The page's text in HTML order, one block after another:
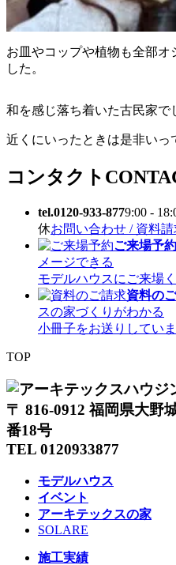
お皿やコップや植物も全部オ
した。
和を感じ落ち着いた古民家で
近くにいったときは是非いっ
コンタクト
tel.0120-933-8779:00 -
休お問い合わせ / 資料
ご来場予約
メージできる
モデルハウスにご来場
資料の
スの家づくりがわかる
小冊子をお送りしてい
TOP
〒 816-0912 福岡県大野
番18号
TEL 0120933877
モデルハウス
イベント
アーキテックスの家
SOLARE
施工実績